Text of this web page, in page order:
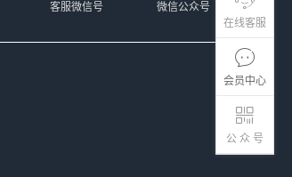
在线客服
会员中心
公 众 号
微信公众号
客服微信号